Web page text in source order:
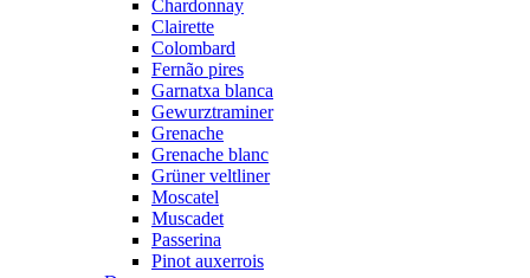
Chardonnay
Clairette
Colombard
Fernão pires
Garnatxa blanca
Gewurztraminer
Grenache
Grenache blanc
Grüner veltliner
Moscatel
Muscadet
Passerina
Pinot auxerrois